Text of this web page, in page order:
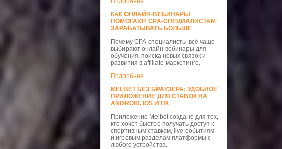
КАК ОНЛАЙН-ВЕБИНАРЫ
ПОМОГАЮТ CPA-СПЕЦИАЛИСТАМ
ЗАРАБАТЫВАТЬ БОЛЬШЕ
Почему CPA-специалисты всё чаще
выбирают онлайн-вебинары для
обучения, поиска новых связок и
развития в affiliate-маркетинге.
Подробнее...
MELBET БЕЗ БРАУЗЕРА: УДОБНОЕ
ПРИЛОЖЕНИЕ ДЛЯ СТАВОК НА
ANDROID, IOS И ПК
Приложение Melbet создано для тех,
кто хочет быстро получать доступ к
спортивным ставкам, live-событиям
и игровым разделам платформы с
любого устройства.